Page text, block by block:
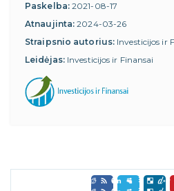
Paskelba: 2021-08-17
Atnaujinta: 2024-03-26
Straipsnio autorius: Investicijos ir
Leidėjas: Investicijos ir Finansai